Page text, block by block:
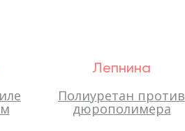
Лепнина
Полиуретан против
дюрополимера